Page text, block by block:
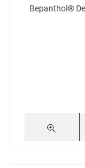
Bepanthol®